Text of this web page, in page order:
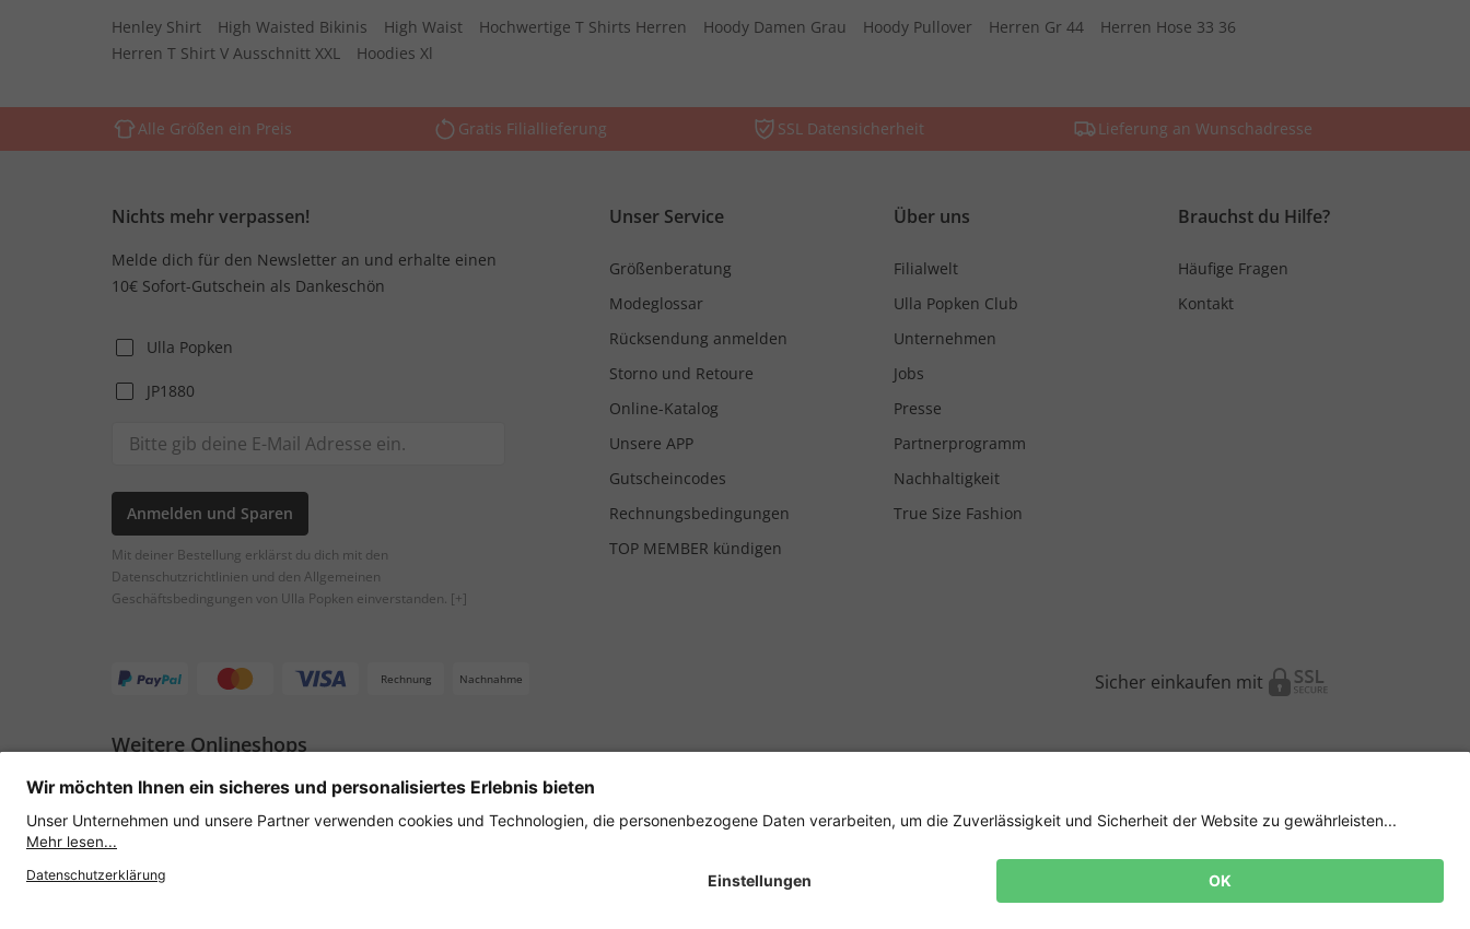
Henley Shirt High Waisted Bikinis High Waist Hochwertige T Shirts Herren Hoody Damen Grau Hoody Pullover Herren Gr 44
Herren Hose 33 36
Herren T Shirt V Ausschnitt XXL
Hoodies Xl
Alle Größen ein Preis Gratis Filiallieferung SSL Datensicherheit Lieferung an Wunschadresse
Nichts mehr verpassen!
Melde dich für den Newsletter an und erhalte einen
10€ Sofort-Gutschein als Dankeschön
Ulla Popken
JP1880
Anmelden und Sparen
Mit deiner Bestellung erklärst du dich mit den
Datenschutzrichtlinien und den Allgemeinen
Geschäftsbedingungen von Ulla Popken einverstanden. [+]
Unser Service
Größenberatung
Modeglossar
Rücksendung anmelden
Storno und Retoure
Online-Katalog
Unsere APP
Gutscheincodes
Rechnungsbedingungen
TOP MEMBER kündigen
Über uns
Filialwelt
Ulla Popken Club
Unternehmen
Jobs
Presse
Partnerprogramm
Nachhaltigkeit
True Size Fashion
Brauchst du Hilfe?
Häufige Fragen
Kontakt
Rechnung Nachnahme Sicher einkaufen mit
Weitere Onlineshops
Österreich